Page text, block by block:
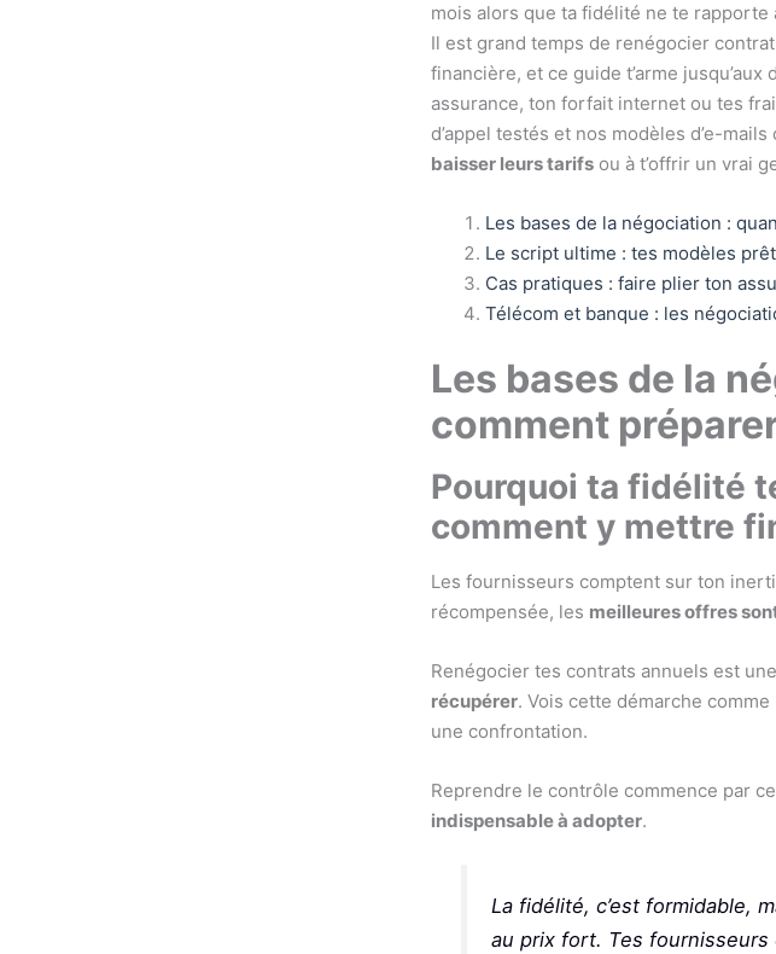
mois alors que ta fidélité ne te
Il est grand temps de renégocier
financière, et ce guide t’arme
assurance, ton forfait internet ou tes
d’appel testés et nos modèles d’e-
baisser leurs tarifs ou à t’offrir un vrai
Les bases de la négociation :
Le script ultime : tes modèles
Cas pratiques : faire plier ton
Télécom et banque : les
Les bases de la
comment
Pourquoi ta fidélité
comment y mettre
Les fournisseurs comptent sur ton
récompensée, les meilleures offres
Renégocier tes contrats annuels est
récupérer. Vois cette démarche
une confrontation.
Reprendre le contrôle commence par
indispensable à adopter.
La fidélité, c’est formidable,
au prix fort. Tes